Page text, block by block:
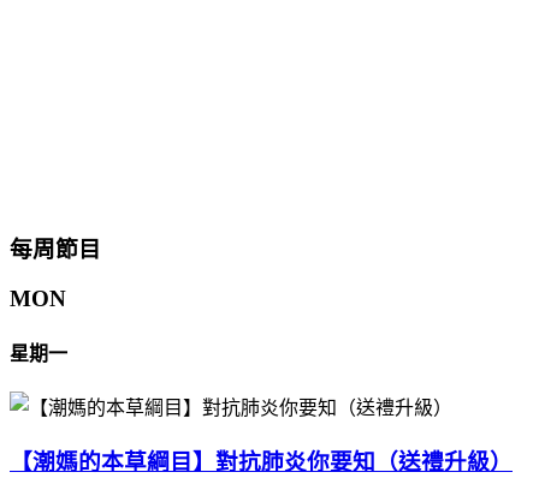
每周節目
MON
星期一
【潮媽的本草綱目】對抗肺炎你要知（送禮升級）